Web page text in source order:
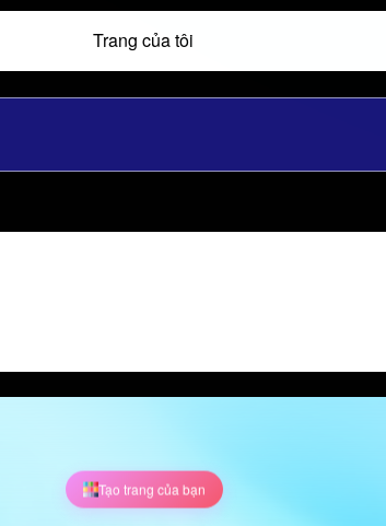
Trang của tôi
Tạo trang của bạn